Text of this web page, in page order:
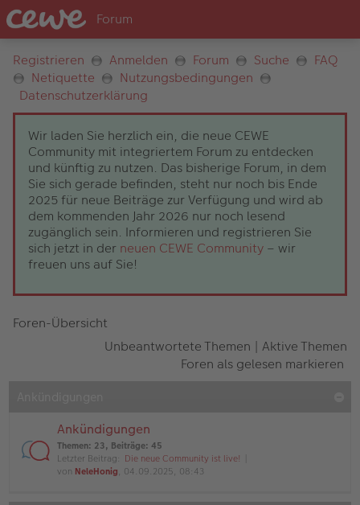
Registrieren Anmelden Forum Suche
FAQ
Netiquette
Nutzungsbedingungen
Datenschutzerklärung
Wir laden Sie herzlich ein, die neue CEWE
Community mit integriertem Forum zu entdecken
und künftig zu nutzen. Das bisherige Forum, in dem
Sie sich gerade befinden, steht nur noch bis Ende
2025 für neue Beiträge zur Verfügung und wird ab
dem kommenden Jahr 2026 nur noch lesend
zugänglich sein. Informieren und registrieren Sie
sich jetzt in der neuen CEWE Community – wir
freuen uns auf Sie!
Foren-Übersicht
Unbeantwortete Themen | Aktive Themen
Foren als gelesen markieren
Ankündigungen
Themen: 23, Beiträge: 45
Letzter Beitrag: Die neue Community ist live!
von NeleHonig, 04.09.2025, 08:43